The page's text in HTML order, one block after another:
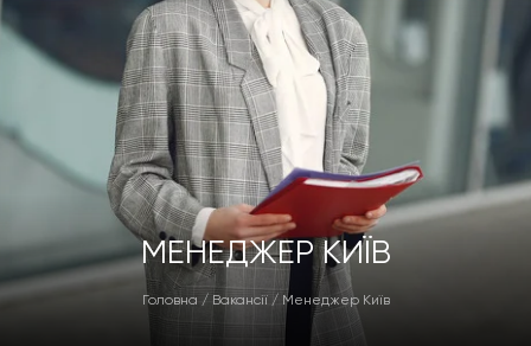
RU
Головна / Вакансії / Менеджер Київ
МЕНЕДЖЕР КИЇВ